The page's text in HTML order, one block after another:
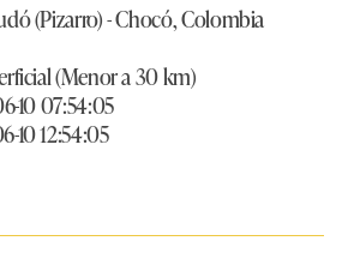
(Pizarro) - Chocó, Colombia
(Menor a 30 km)
10 07:54:05
10 12:54:05